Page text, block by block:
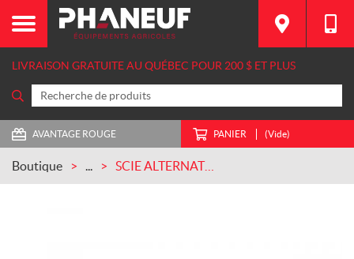
LIVRAISON GRATUITE AU QUÉBEC POUR 200 $ ET PLUS
AVANTAGE ROUGE PANIER (Vide)
Boutique ... SCIE ALTERNATIVE DEWALT 20 V MAX * (OUTIL UNIQUEMENT) DEWALT – DCS380B